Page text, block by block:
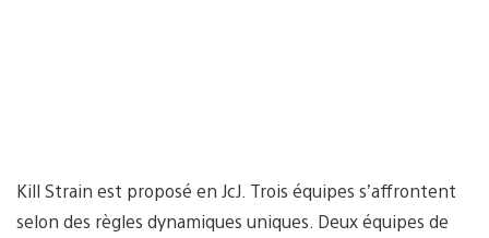
Kill Strain est proposé en JcJ. Trois équipes s’affrontent
selon des règles dynamiques uniques. Deux équipes de